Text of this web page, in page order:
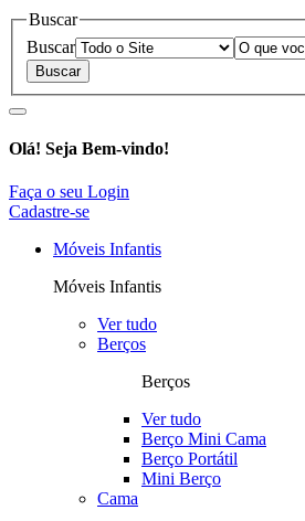
Buscar
Buscar
Olá! Seja Bem-vindo!
Faça o seu Login
Cadastre-se
Móveis Infantis
Móveis Infantis
Ver tudo
Berços
Berços
Ver tudo
Berço Mini Cama
Berço Portátil
Mini Berço
Cama